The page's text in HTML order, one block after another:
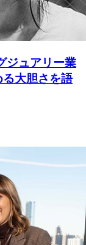
ジュアリー業
大胆さを語